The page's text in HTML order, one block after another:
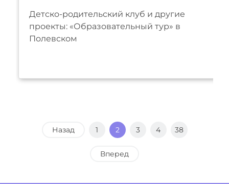
Детско-родительский клуб и другие
проекты: «Образовательный тур» в
Полевском
Назад 1 2 3 4 38
Вперед